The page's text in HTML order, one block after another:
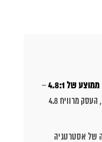
–
כלומר, על כל שקל שמושקע בניהול מקצועי, העסק מרוויח 4.8
של אסטרטגיה